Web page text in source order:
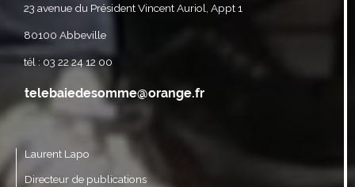
23 avenue du Président Vincent Auriol, Appt 1
80100 Abbeville
tél : 03 22 24 12 00
Laurent Lapo
Directeur de publications